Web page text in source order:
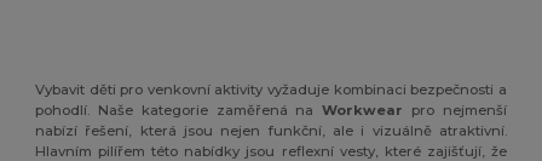
Vybavit děti pro venkovní aktivity vyžaduje kombinaci bezpečnosti a
pohodlí. Naše kategorie zaměřená naWorkwear pro nejmenší
nabízí řešení, která jsou nejen funkční, ale i vizuálně atraktivní.
Hlavním pilířem této nabídky jsou reflexní vesty, které zajišťují, že